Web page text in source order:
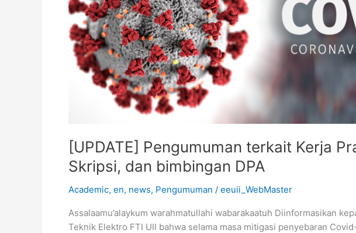
[UPDATE] Pengumuman terkait Kerja
Skripsi, dan bimbingan DPA
Academic, en, news, Pengumuman / eeuii_WebMaster
Assalaamu’alaykum warahmatullahi wabarakaatuh Diinformasikan
Teknik Elektro FTI UII bahwa selama masa mitigasi penyebaran
Ujian
Skripsi,
dan
bimbingan
DPA